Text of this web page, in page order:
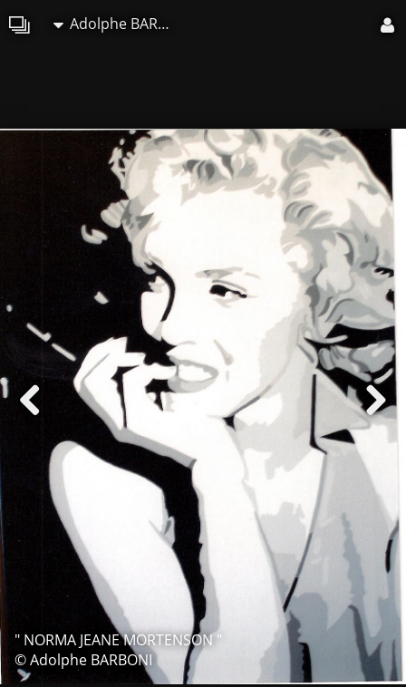
Adolphe BARBONI
" NORMA JEANE MORTENSON "
© Adolphe BARBONI